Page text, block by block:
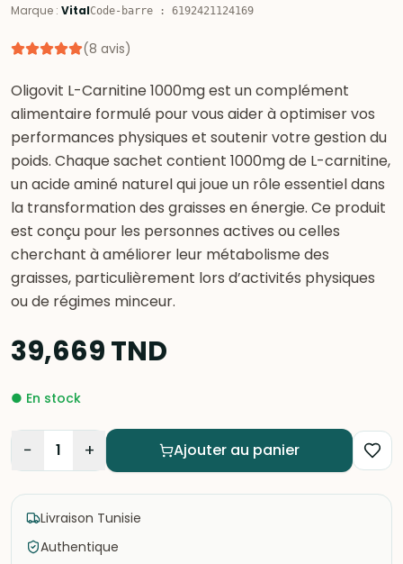
Marque : VitalCode-barre : 6192421124169
(8 avis)
Oligovit L-Carnitine 1000mg est un complément
alimentaire formulé pour vous aider à optimiser vos
performances physiques et soutenir votre gestion du
poids. Chaque sachet contient 1000mg de L-carnitine,
un acide aminé naturel qui joue un rôle essentiel dans
la transformation des graisses en énergie. Ce produit
est conçu pour les personnes actives ou celles
cherchant à améliorer leur métabolisme des
graisses, particulièrement lors d’activités physiques
ou de régimes minceur.
39,669TND
● En stock
− 1 + Ajouter au panier
Livraison Tunisie
Authentique